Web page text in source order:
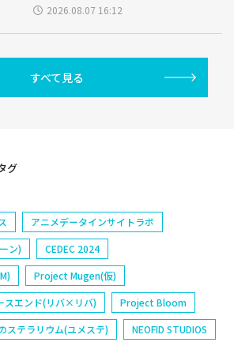
2026.08.07 16:12
すべて見る
グ
アニメデータインサイトラボ
ン)
CEDEC 2024
Project Mugen(仮)
スエンド(リバ×リバ)
Project Bloom
ステラリウム(ユメステ)
NEOFID STUDIOS